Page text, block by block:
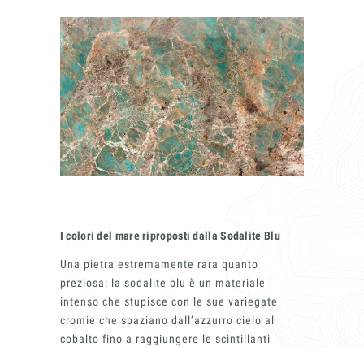
I colori del mare riproposti dalla Sodalite Blu
Una pietra estremamente rara quanto
preziosa: la sodalite blu è un materiale
intenso che stupisce con le sue variegate
cromie che spaziano dall’azzurro cielo al
cobalto fino a raggiungere le scintillanti